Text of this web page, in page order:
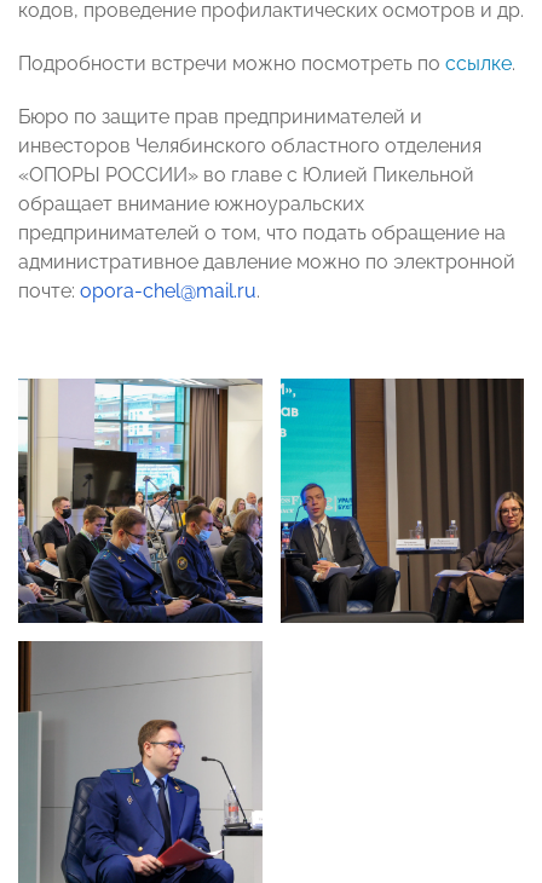
кодов, проведение профилактических осмотров и др.
Подробности встречи можно посмотреть по ссылке.
Бюро по защите прав предпринимателей и
инвесторов Челябинского областного отделения
«ОПОРЫ РОССИИ» во главе с Юлией Пикельной
обращает внимание южноуральских
предпринимателей о том, что подать обращение на
административное давление можно по электронной
почте: opora-chel@mail.ru.